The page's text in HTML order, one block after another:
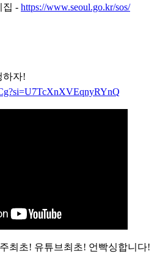
집 - https://www.seoul.go.kr/sos/
하자!
최초! 유튜브최초! 언빡싱합니다!